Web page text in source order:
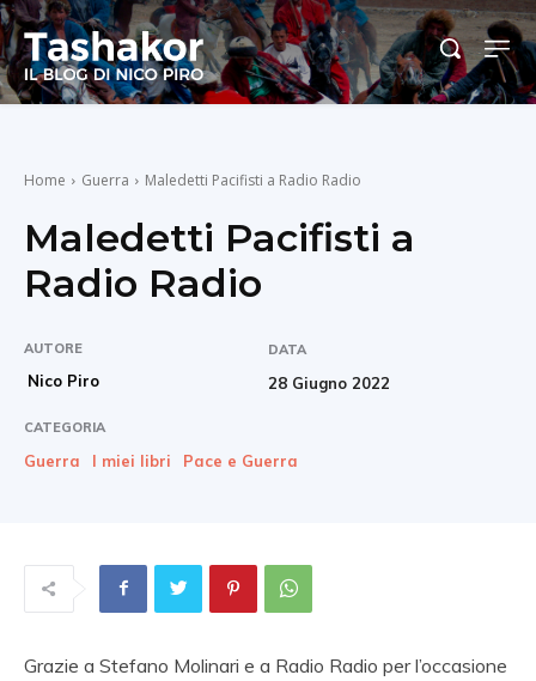
Home Guerra Maledetti Pacifisti a Radio Radio
Maledetti Pacifisti a
Radio Radio
AUTORE
Nico Piro
DATA
28 Giugno 2022
CATEGORIA
Guerra I miei libri Pace e Guerra
Grazie a Stefano Molinari e a Radio Radio per l’occasione